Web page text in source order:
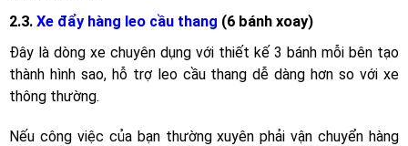
2.3. Xe đẩy hàng leo cầu thang (6 bánh xoay)
Đây là dòng xe chuyên dụng với thiết kế 3 bánh mỗi bên tạo
thành hình sao, hỗ trợ leo cầu thang dễ dàng hơn so với xe
thông thường.
Nếu công việc của bạn thường xuyên phải vận chuyển hàng